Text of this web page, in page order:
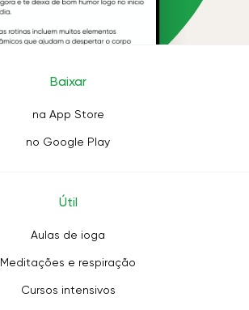
Baixar
na App Store
no Google Play
Útil
Aulas de ioga
Meditações e respiração
Cursos intensivos